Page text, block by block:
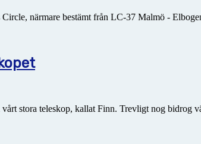
närmare bestämt från LC-37 Malmö -
stora teleskop, kallat Finn. Trevligt nog bidrog